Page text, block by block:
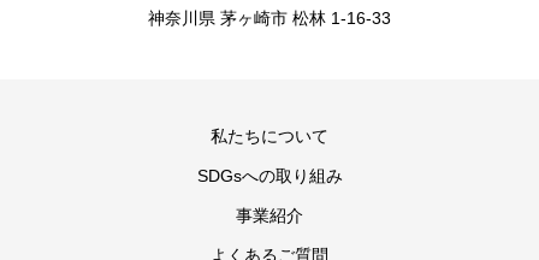
神奈川県 茅ヶ崎市 松林 1-16-33
私たちについて
SDGsへの取り組み
事業紹介
よくあるご質問